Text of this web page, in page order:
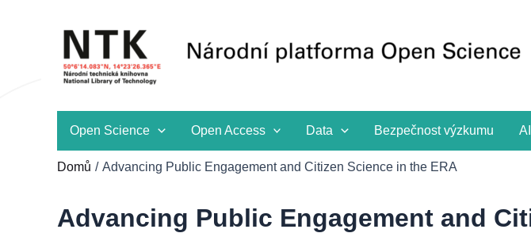
Open Science Open Access Data Bezpečnost výzkumu AI
Domů Advancing Public Engagement and Citizen Science in the ERA
Advancing Public Engagement and